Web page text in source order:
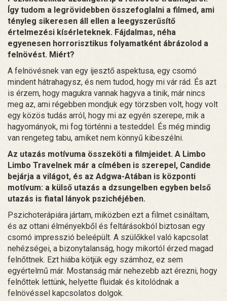
Így tudom a legrövidebben összefoglalni a filmed, ami
tényleg sikeresen áll ellen a leegyszerűsítő
értelmezési kísérleteknek. Fájdalmas, néha
egyenesen horrorisztikus folyamatként ábrázolod a
felnövést. Miért?
A felnövésnek van egy ijesztő aspektusa, egy csomó
mindent hátrahagysz, és nem tudod, hogy mi vár rád. És azt
is érzem, hogy magukra vannak hagyva a tinik, már nincs
meg az, ami régebben mondjuk egy törzsben volt, hogy volt
egy közös tudás arról, hogy mi az egyén szerepe, mik a
hagyományok, mi fog történni a testeddel. És még mindig
van rengeteg tabu, amiket nem könnyű kibeszélni.
Az utazás motívuma összeköti a filmjeidet. A Limbo
Limbo Travelnek már a címében is szerepel, Candide
bejárja a világot, és az Adgwa-Atában is központi
motívum: a külső utazás a dzsungelben egyben belső
utazás is fiatal lányok pszichéjében.
Pszichoterápiára jártam, miközben ezt a filmet csináltam,
és az ottani élményekből és feltárásokból biztosan egy
csomó impresszió beleépült. A szülőkkel való kapcsolat
nehézségei, a bizonytalanság, hogy mikortól érzed magad
felnőttnek. Ezt hiába kötjük egy számhoz, ez sem
egyértelmű már. Mostanság már nehezebb azt érezni, hogy
felnőttek lettünk, helyette fluidak és kitolódnak a
felnövéssel kapcsolatos dolgok.